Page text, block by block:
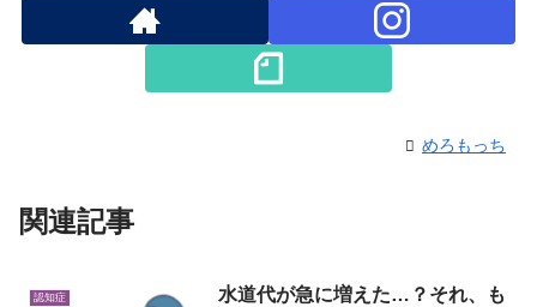
めろもっち
関連記事
認知症
水道代が急に増えた…？それ、も